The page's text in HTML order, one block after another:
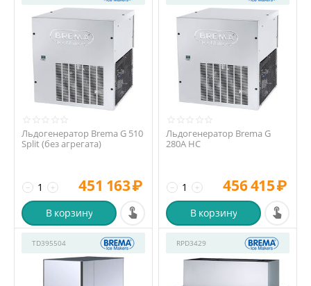
Льдогенератор Brema G 510
Split (без агрегата)
+
− 451 163₽
В корзину
Льдогенератор Brema G
280A HC
+
− 456 415₽
В корзину
TD395504 RPD3429